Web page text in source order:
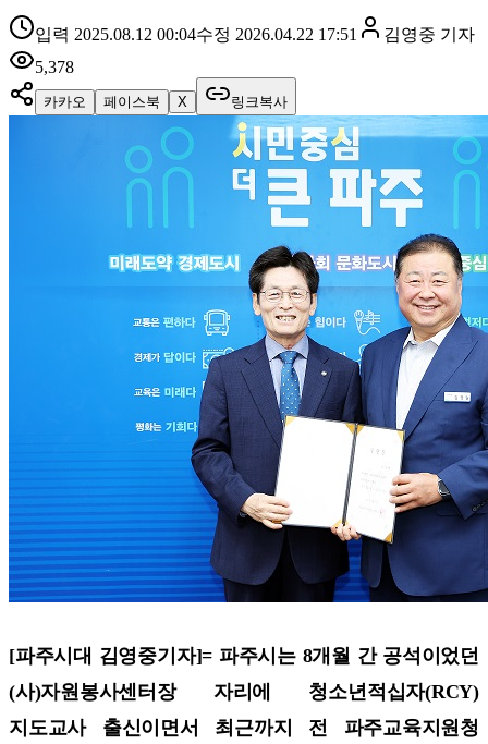
입력 2025.08.12 00:04수정 2026.04.22 17:51 김영중 기자
5,378
카카오 페이스북 X 링크복사
[파주시대 김영중기자]= 파주시는 8개월 간 공석이었던
(사)자원봉사센터장 자리에 청소년적십자(RCY)
지도교사 출신이면서 최근까지 전 파주교육지원청